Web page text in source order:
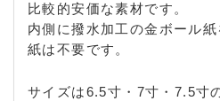
比較的安価な素材です。
内側に撥水加工の金ボール
紙は不要です。
サイズは6.5寸・7寸・7.5寸